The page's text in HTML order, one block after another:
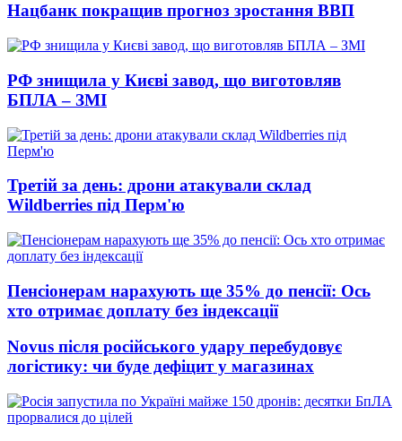
Нацбанк покращив прогноз зростання ВВП
РФ знищила у Києві завод, що виготовляв
БПЛА – ЗМІ
Третій за день: дрони атакували склад
Wildberries під Перм'ю
Пенсіонерам нарахують ще 35% до пенсії: Ось
хто отримає доплату без індексації
Novus після російського удару перебудовує
логістику: чи буде дефіцит у магазинах